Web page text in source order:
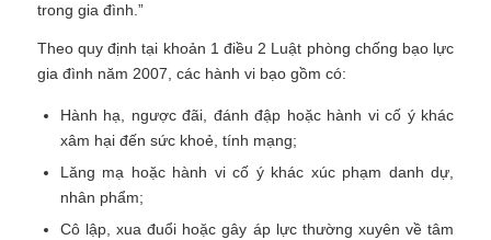
trong gia đình.”
Theo quy định tại khoản 1 điều 2 Luật phòng chống bạo lực
gia đình năm 2007, các hành vi bạo gồm có:
Hành hạ, ngược đãi, đánh đập hoặc hành vi cố ý khác
xâm hại đến sức khoẻ, tính mạng;
Lăng mạ hoặc hành vi cố ý khác xúc phạm danh dự,
nhân phẩm;
Cô lập, xua đuổi hoặc gây áp lực thường xuyên về tâm